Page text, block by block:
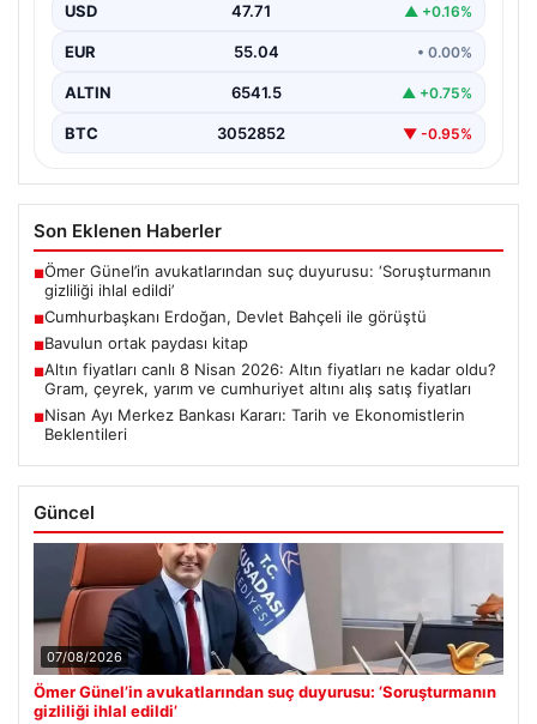
USD 47.71 ▲ +0.16%
EUR 55.04 • 0.00%
ALTIN 6541.5 ▲ +0.75%
BTC 3052852 ▼ -0.95%
Son Eklenen Haberler
■Ömer Günel’in avukatlarından suç duyurusu: ‘Soruşturmanın
gizliliği ihlal edildi’
■Cumhurbaşkanı Erdoğan, Devlet Bahçeli ile görüştü
■Bavulun ortak paydası kitap
■Altın fiyatları canlı 8 Nisan 2026: Altın fiyatları ne kadar oldu?
Gram, çeyrek, yarım ve cumhuriyet altını alış satış fiyatları
■Nisan Ayı Merkez Bankası Kararı: Tarih ve Ekonomistlerin
Beklentileri
Güncel
07/08/2026
Ömer Günel’in avukatlarından suç duyurusu: ‘Soruşturmanın
gizliliği ihlal edildi’